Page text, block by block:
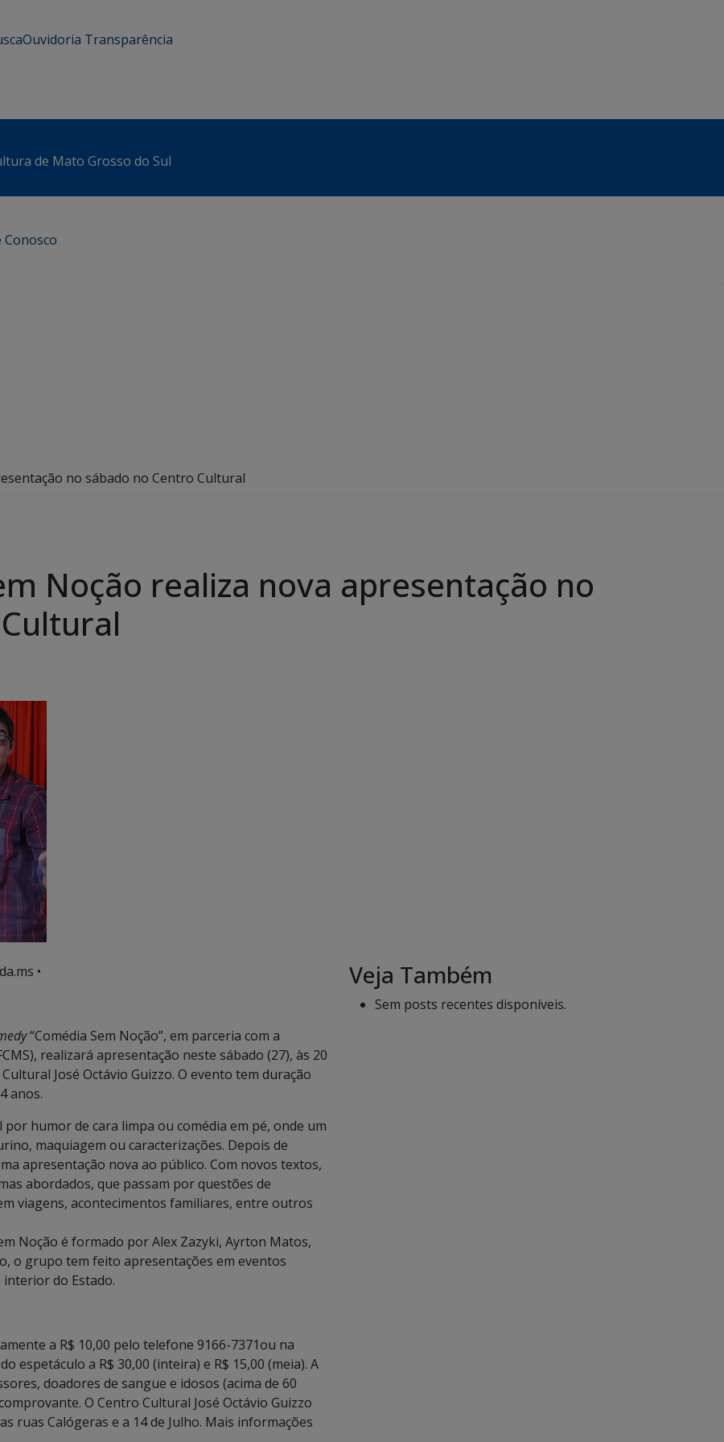
Ouvidoria Transparência
de Mato Grosso do Sul
Conosco
no sábado no Centro Cultural
Noção realiza nova apresentação no
•
“Comédia Sem Noção”, em parceria com a
realizará apresentação neste sábado (27), às 20
José Octávio Guizzo. O evento tem duração
anos.
humor de cara limpa ou comédia em pé, onde um
maquiagem ou caracterizações. Depois de
apresentação nova ao público. Com novos textos,
abordados, que passam por questões de
viagens, acontecimentos familiares, entre outros
Noção é formado por Alex Zazyki, Ayrton Matos,
o grupo tem feito apresentações em eventos
interior do Estado.
a R$ 10,00 pelo telefone 9166-7371ou na
espetáculo a R$ 30,00 (inteira) e R$ 15,00 (meia). A
doadores de sangue e idosos (acima de 60
O Centro Cultural José Octávio Guizzo
ruas Calógeras e a 14 de Julho. Mais informações
Veja Também
Sem posts recentes disponíveis.